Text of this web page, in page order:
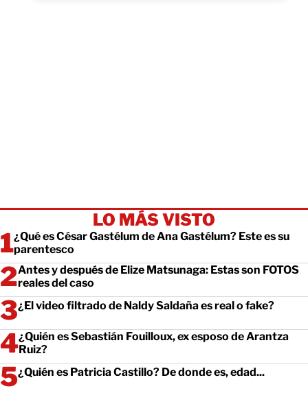
LO MÁS VISTO
¿Qué es César Gastélum de Ana Gastélum? Este es su
parentesco
Antes y después de Elize Matsunaga: Estas son FOTOS
reales del caso
¿El video filtrado de Naldy Saldaña es real o fake?
¿Quién es Sebastián Fouilloux, ex esposo de Arantza
Ruiz?
¿Quién es Patricia Castillo? De donde es, edad...